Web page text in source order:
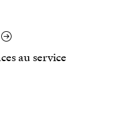
au service